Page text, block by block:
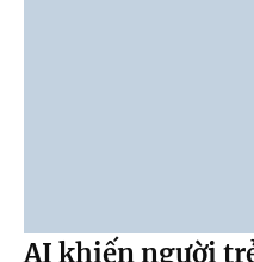
AI khiến người